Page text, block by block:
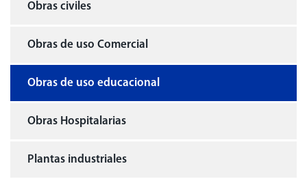
Obras civiles
Obras de uso Comercial
Obras de uso educacional
Obras Hospitalarias
Plantas industriales